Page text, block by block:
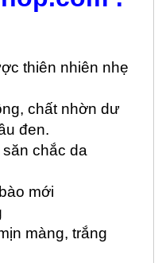
thiên nhiên nhẹ
chất nhờn dư
đen.
chắc da
mới
màng, trắng